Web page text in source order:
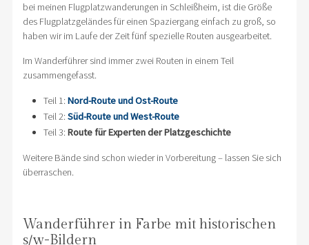
bei meinen Flugplatzwanderungen in Schleißheim, ist die Größe
des Flugplatzgeländes für einen Spaziergang einfach zu groß, so
haben wir im Laufe der Zeit fünf spezielle Routen ausgearbeitet.
Im Wanderführer sind immer zwei Routen in einem Teil
zusammengefasst.
Teil 1: Nord-Route und Ost-Route
Teil 2: Süd-Route und West-Route
Teil 3: Route für Experten der Platzgeschichte
Weitere Bände sind schon wieder in Vorbereitung – lassen Sie sich
überraschen.
Wanderführer in Farbe mit historischen
s/w-Bildern